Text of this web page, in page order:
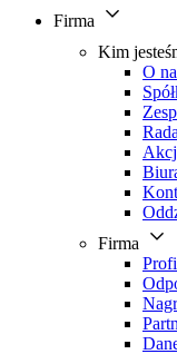
Firma
Kim
O
Firma